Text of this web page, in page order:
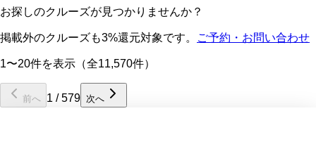
お探しのクルーズが見つかりませんか？
掲載外のクルーズも3%還元対象です。 ご予約・お問い合わせ
1〜20件を表示（全11,570件）
前へ 1 /579 次へ